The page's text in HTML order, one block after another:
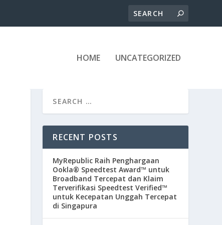
HOME UNCATEGORIZED
RECENT POSTS
MyRepublic Raih Penghargaan
Ookla® Speedtest Award™ untuk
Broadband Tercepat dan Klaim
Terverifikasi Speedtest Verified™
untuk Kecepatan Unggah Tercepat
di Singapura